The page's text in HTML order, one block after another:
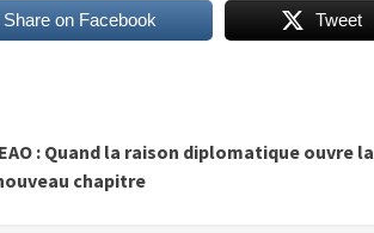
Share on Facebook Tweet
: Quand la raison diplomatique ouvre la
chapitre